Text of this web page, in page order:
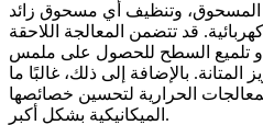
المسحوق، وتنظيف أي مسحوق زائد
قد تتضمن المعالجة اللاحقة
أو تلميع السطح للحصول على ملمس
المتانة. بالإضافة إلى ذلك، غالبًا ما
الحرارية لتحسين خصائصها
الميكانيكية بشكل أكبر.